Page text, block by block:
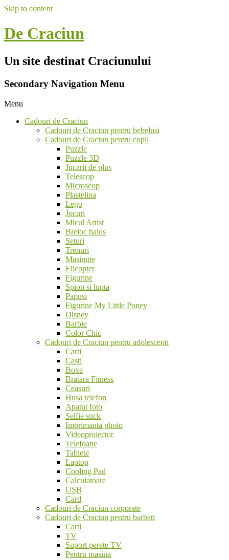
Skip to content
De Craciun
Un site destinat Craciunului
Secondary Navigation Menu
Menu
Cadouri de Craciun
Cadouri de Craciun pentru bebelusi
Cadouri de Craciun pentru copii
Puzzle
Puzzle 3D
Jucarii de plus
Telescop
Microscop
Plastelina
Lego
Jocuri
Micul Artist
Breloc haios
Seturi
Trenuri
Masinute
Elicopter
Figurine
Spion si lupta
Papusi
Figurine My Little Poney
Disney
Barbie
Color Chic
Cadouri de Craciun pentru adolescenti
Carti
Casti
Boxe
Bratara Fitness
Ceasuri
Husa telefon
Aparat foto
Selfie stick
Imprimanta photo
Videoproiector
Telefoane
Tablete
Laptop
Cooling Pad
Calculatoare
USB
Card
Cadouri de Craciun corporate
Cadouri de Craciun pentru barbati
Carti
TV
Suport perete TV
Pentru masina